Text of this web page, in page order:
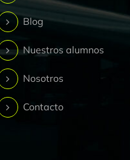
Blog
Nuestros alumnos
Nosotros
Contacto